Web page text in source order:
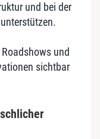
und bei der
und
sichtbar